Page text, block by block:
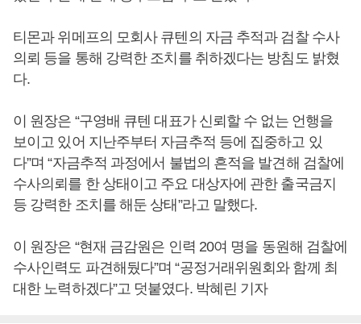
티몬과 위메프의 모회사 큐텐의 자금 추적과 검찰 수사
의뢰 등을 통해 강력한 조치를 취하겠다는 방침도 밝혔
다.
이 원장은 “구영배 큐텐 대표가 신뢰할 수 없는 언행을
보이고 있어 지난주부터 자금추적 등에 집중하고 있
다”며 “자금추적 과정에서 불법의 흔적을 발견해 검찰에
수사의뢰를 한 상태이고 주요 대상자에 관한 출국금지
등 강력한 조치를 해둔 상태”라고 말했다.
이 원장은 “현재 금감원은 인력 20여 명을 동원해 검찰에
수사인력도 파견해뒀다”며 “공정거래위원회와 함께 최
대한 노력하겠다”고 덧붙였다. 박혜린 기자